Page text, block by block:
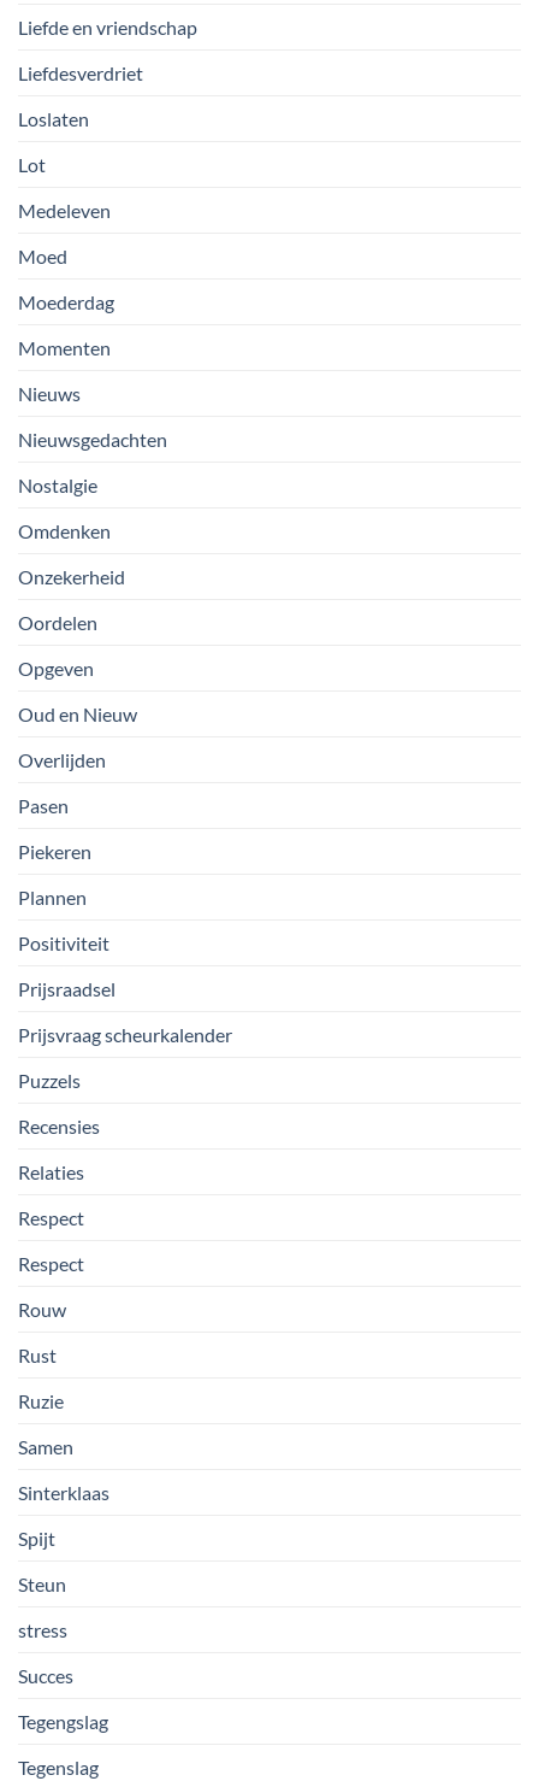
Liefde en vriendschap
Liefdesverdriet
Loslaten
Lot
Medeleven
Moed
Moederdag
Momenten
Nieuws
Nieuwsgedachten
Nostalgie
Omdenken
Onzekerheid
Oordelen
Opgeven
Oud en Nieuw
Overlijden
Pasen
Piekeren
Plannen
Positiviteit
Prijsraadsel
Prijsvraag scheurkalender
Puzzels
Recensies
Relaties
Respect
Respect
Rouw
Rust
Ruzie
Samen
Sinterklaas
Spijt
Steun
stress
Succes
Tegengslag
Tegenslag